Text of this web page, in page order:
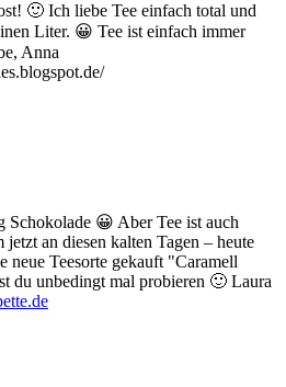
🙂 Ich liebe Tee einfach total und
Liter. 😀 Tee ist einfach immer
Anna
Schokolade 😀 Aber Tee ist auch
an diesen kalten Tagen – heute
neue Teesorte gekauft "Caramell
du unbedingt mal probieren 🙂 Laura